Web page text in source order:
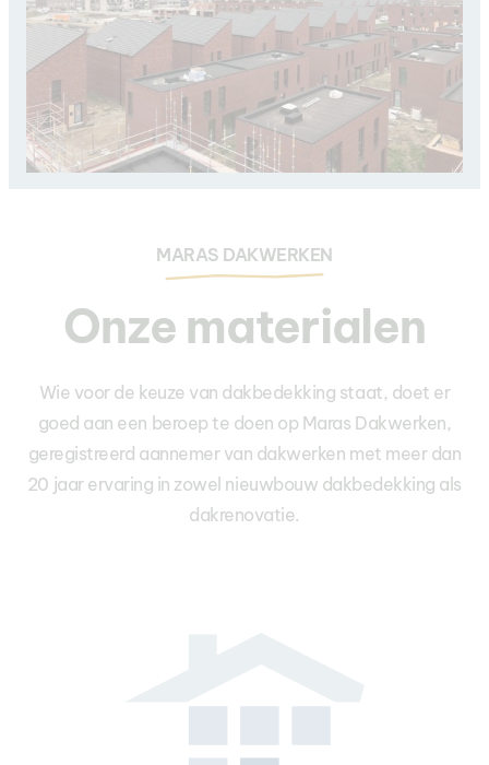
MARAS DAKWERKEN
Onze materialen
Wie voor de keuze van dakbedekking staat, doet er
goed aan een beroep te doen op Maras Dakwerken,
geregistreerd aannemer van dakwerken met meer dan
20 jaar ervaring in zowel nieuwbouw dakbedekking als
dakrenovatie.